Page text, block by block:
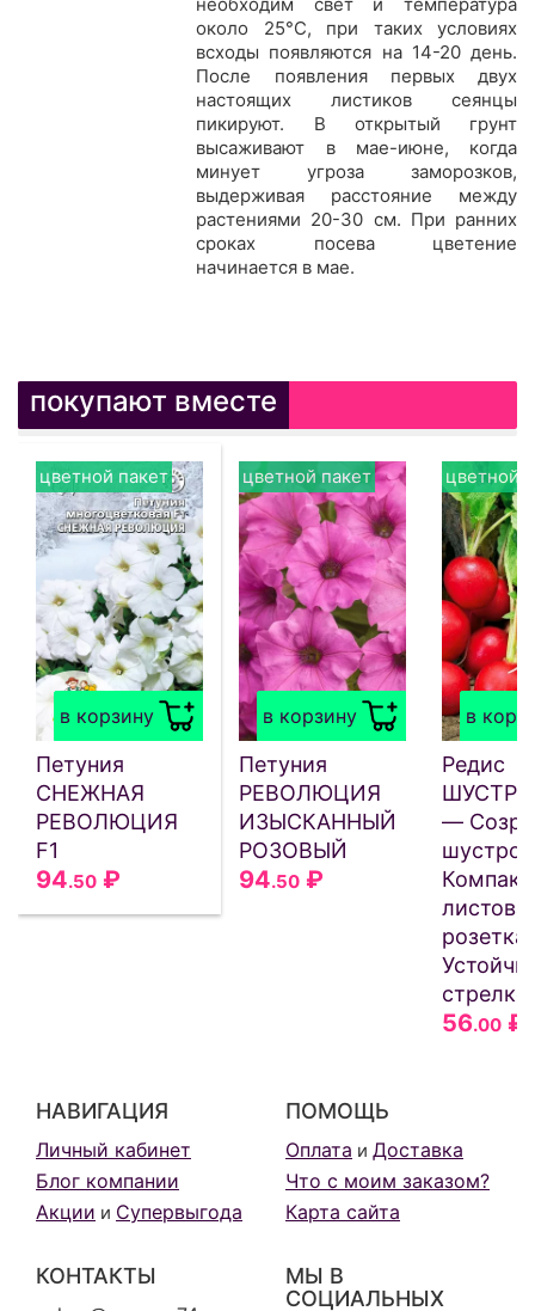
необходим свет и температура
около 25°С, при таких условиях
всходы появляются на 14-20 день.
После появления первых двух
настоящих листиков сеянцы
пикируют. В открытый грунт
высаживают в мае-июне, когда
минует угроза заморозков,
выдерживая расстояние между
растениями 20-30 см. При ранних
сроках посева цветение
начинается в мае.
покупают вместе
в корзину
цветной пакет
Петуния
СНЕЖНАЯ
РЕВОЛЮЦИЯ
F1
94.50 ₽
в корзину
цветной пакет
Петуния
РЕВОЛЮЦИЯ
ИЗЫСКАННЫЙ
РОЗОВЫЙ
94.50 ₽
в
цветной
Редис
—
шустро!
розетка!
56.00 ₽
НАВИГАЦИЯ
Личный кабинет
Блог компании
Акции и Супервыгода
ПОМОЩЬ
Оплата и Доставка
Что с моим заказом?
Карта сайта
КОНТАКТЫ
МЫ В
СОЦИАЛЬНЫХ